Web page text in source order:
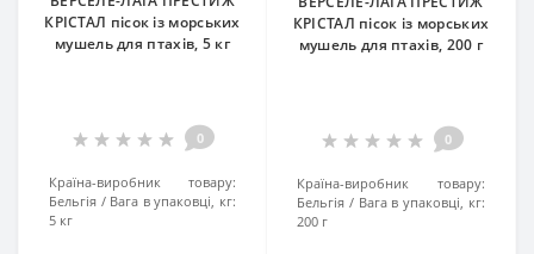
КРІСТАЛ пісок із морських
мушель для птахів, 5 кг
0
Країна-виробник товару:
Бельгія
Вага в упаковці, кг:
5 кг
КРІСТАЛ пісок із морських
мушель для птахів, 200 г
0
Країна-виробник товару:
Бельгія
Вага в упаковці, кг:
200 г